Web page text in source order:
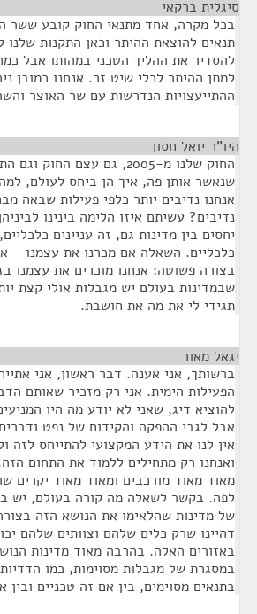
סיגלית ברקאי
בכל מקרה, אחד מתנאי החוק קובע ששר
תנאים להוצאת ההיתר וכאן התקנות
להסדיר את ההליך הטכני במהותו אבל
למתן ההיתר לכלי שיט זר. אנחנו כמובן
ההתייעצויות הנדרשות עם שר האוצר
היו"ר יואל חסון
החוק שלנו מ-2005, גם עצם
שנאשר אותן פה, איך הן ביחס לעולם,
אנחנו נדיבים יותר כלפי פעילות שבאה
נדיבים? עשיתם איזו הלימה בינינו
יחסים בין מדינות גם, זה עניינים
כלכליים. השאלה אם מכרנו את עצמנו –
בצורה פשוטה: אנחנו מוכרים את עצמנו
שבמדינות בעולם יש מגבלות אולי קצת
תגידי לי את מה את חושבת.
יגאל מאור
ברשותך, אני אענה. דבר ראשון, אני
הפעילות הימית. אני רק מזכיר שאותם
להוציא דיג, שאני לא יודע מה היו
אבל לגבי ההפקה והקידוח של נפט
אין לנו את הידע המקצועי להתייחס לזה
ואנחנו רק מתחילים ללמוד את התחום
מאוד מאוד מורכבים ומאוד מאוד יקרים
לפה. בקשר לשאלה מה קורה בעולם, יש
של מדינות שהלאימו את הנושא הזה
דהיינו שרק כלים שלהם וצוותים שלהם
באזורים האלה. בהרבה מאוד מדינות
במסגרת של מגבלות מסוימות, כמו
בתנאים מסוימים, בין אם זה טכניים